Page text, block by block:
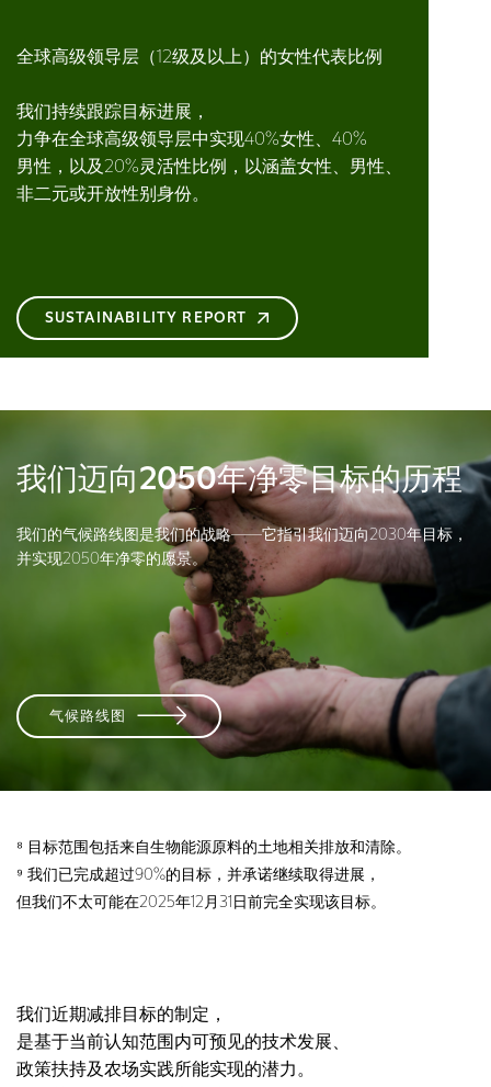
全球高级领导层（12级及以上）的女性代表比例
我们持续跟踪目标进展，
力争在全球高级领导层中实现40%女性、40%
男性，以及20%灵活性比例，以涵盖女性、男性、
非二元或开放性别身份。
SUSTAINABILITY REPORT
我们迈向2050年净零目标的历程
我们的气候路线图是我们的战略——它指引我们迈向2030年目标，
并实现2050年净零的愿景。
气候路线图
⁸ 目标范围包括来自生物能源原料的土地相关排放和清除。
⁹ 我们已完成超过90%的目标，并承诺继续取得进展，
但我们不太可能在2025年12月31日前完全实现该目标。
我们近期减排目标的制定，
是基于当前认知范围内可预见的技术发展、
政策扶持及农场实践所能实现的潜力。